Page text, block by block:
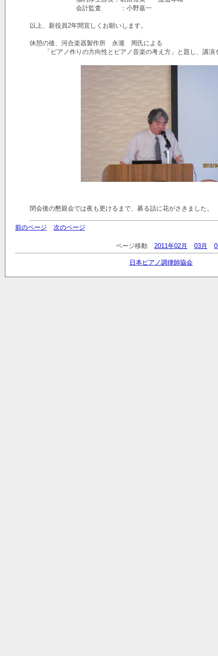
会計監査 ：小野嘉一
以上、新役員2年間宜しくお願いします。
休憩の後、河合楽器製作所 永瀧 周氏による
「ピアノ作りの方向性とピアノ音楽の考え方」と題し、講演
閉会後の懇親会では夜も更けるまで、募る話に花がさきました。
前のページ 次のページ
ページ移動 2011年02月 03月
日本ピアノ調律師協会